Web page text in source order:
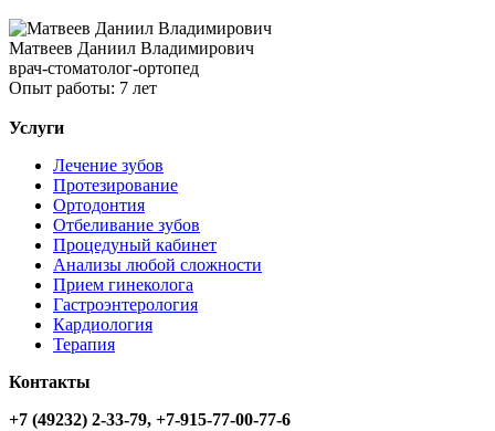
Матвеев Даниил Владимирович
врач-стоматолог-ортопед
Опыт работы: 7 лет
Услуги
Лечение зубов
Протезирование
Ортодонтия
Отбеливание зубов
Процедуный кабинет
Анализы любой сложности
Прием гинеколога
Гастроэнтерология
Кардиология
Терапия
Контакты
+7 (49232) 2-33-79, +7-915-77-00-77-6